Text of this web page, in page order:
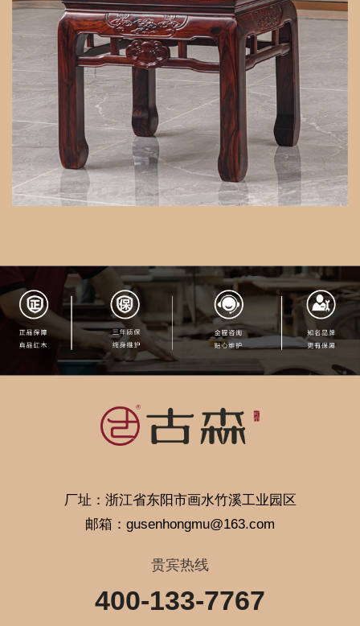
厂址：浙江省东阳市画水竹溪工业园区
邮箱：gusenhongmu@163.com
贵宾热线
400-133-7767